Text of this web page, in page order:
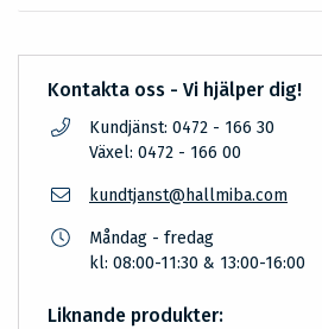
Kontakta oss - Vi hjälper dig!
Kundjänst: 0472 - 166 30
Växel: 0472 - 166 00
kundtjanst@hallmiba.com
Måndag - fredag
kl: 08:00-11:30 & 13:00-16:00
Liknande produkter: